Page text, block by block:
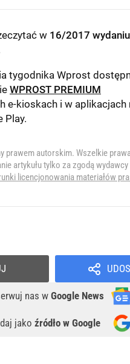
w 16/2017 wydaniu
tygodnika Wprost
WPROST PREMIUM
e-kioskach i w aplikacjach
Play.
prawem autorskim. Wszelkie
artykułu tylko za zgodą
licencjonowania materiałów
nas w Google News
jako źródło w Google